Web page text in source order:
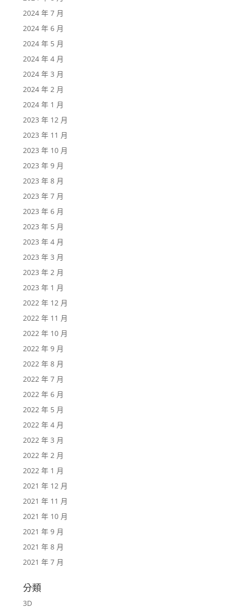
2024 年 7 月
2024 年 6 月
2024 年 5 月
2024 年 4 月
2024 年 3 月
2024 年 2 月
2024 年 1 月
2023 年 12 月
2023 年 11 月
2023 年 10 月
2023 年 9 月
2023 年 8 月
2023 年 7 月
2023 年 6 月
2023 年 5 月
2023 年 4 月
2023 年 3 月
2023 年 2 月
2023 年 1 月
2022 年 12 月
2022 年 11 月
2022 年 10 月
2022 年 9 月
2022 年 8 月
2022 年 7 月
2022 年 6 月
2022 年 5 月
2022 年 4 月
2022 年 3 月
2022 年 2 月
2022 年 1 月
2021 年 12 月
2021 年 11 月
2021 年 10 月
2021 年 9 月
2021 年 8 月
2021 年 7 月
分類
3D